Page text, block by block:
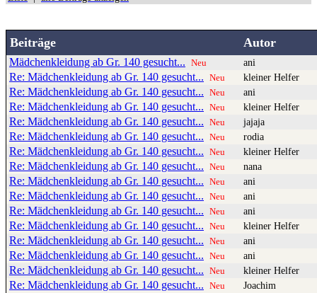
Beiträge Autor
Mädchenkleidung ab Gr. 140 gesucht... Neu ani
Re: Mädchenkleidung ab Gr. 140 gesucht... Neu kleiner Helfer
Re: Mädchenkleidung ab Gr. 140 gesucht... Neu ani
Re: Mädchenkleidung ab Gr. 140 gesucht... Neu kleiner Helfer
Re: Mädchenkleidung ab Gr. 140 gesucht... Neu jajaja
Re: Mädchenkleidung ab Gr. 140 gesucht... Neu rodia
Re: Mädchenkleidung ab Gr. 140 gesucht... Neu kleiner Helfer
Re: Mädchenkleidung ab Gr. 140 gesucht... Neu nana
Re: Mädchenkleidung ab Gr. 140 gesucht... Neu ani
Re: Mädchenkleidung ab Gr. 140 gesucht... Neu ani
Re: Mädchenkleidung ab Gr. 140 gesucht... Neu ani
Re: Mädchenkleidung ab Gr. 140 gesucht... Neu kleiner Helfer
Re: Mädchenkleidung ab Gr. 140 gesucht... Neu ani
Re: Mädchenkleidung ab Gr. 140 gesucht... Neu ani
Re: Mädchenkleidung ab Gr. 140 gesucht... Neu kleiner Helfer
Re: Mädchenkleidung ab Gr. 140 gesucht... Neu Joachim